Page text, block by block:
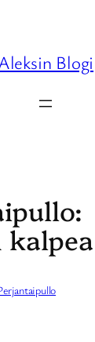
Blogi
kalpea